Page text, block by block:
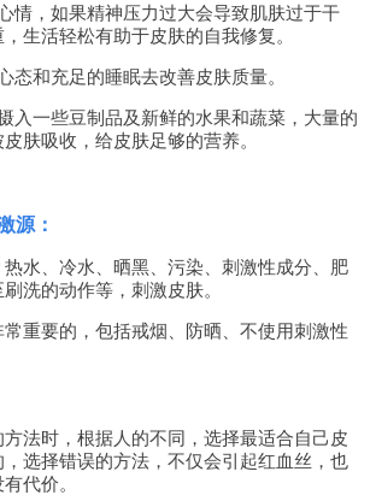
情，如果精神压力过大会导致肌肤过于干
生活轻松有助于皮肤的自我修复。
态和充足的睡眠去改善皮肤质量。
入一些豆制品及新鲜的水果和蔬菜，大量的
肤吸收，给皮肤足够的营养。
源：
水、冷水、晒黑、污染、刺激性成分、肥
洗的动作等，刺激皮肤。
重要的，包括戒烟、防晒、不使用刺激性
法时，根据人的不同，选择最适合自己皮
选择错误的方法，不仅会引起红血丝，也
代价。